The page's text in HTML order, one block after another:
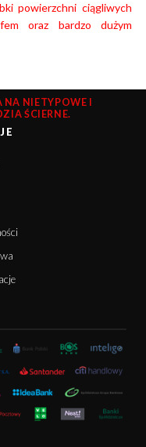
powierzchni ciągliwych
oraz bardzo dużym
NIETYPOWE I
ŚCIERNE.